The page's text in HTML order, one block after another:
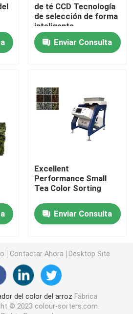
del anacardo
colorean el clasificador
de la especia
del sésamo
color
del color
de la correa
de té CCD Tecnología
de selección de forma
inteligente
Enviar Consulta
Excellent
Performance Small
Tea Color Sorting
Enviar Consulta
Contactar Ahora Desktop Site
del color del arroz Fábrica
© 2023 colour-sorters.com.